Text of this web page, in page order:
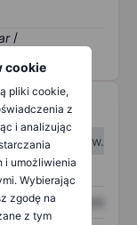
cookie
pliki cookie,
z
i analizując
i umożliwienia
Wybierając
zgodę na
z tym
/
W II kw.
XXXXXXX